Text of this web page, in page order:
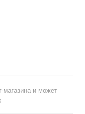
магазина и может